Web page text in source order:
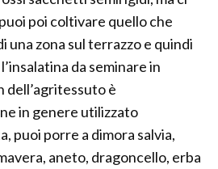
poi coltivare quello che
zona sul terrazzo e quindi
da seminare in
dell’agritessuto è
in genere utilizzato
puoi porre a dimora salvia,
aneto, dragoncello, erba